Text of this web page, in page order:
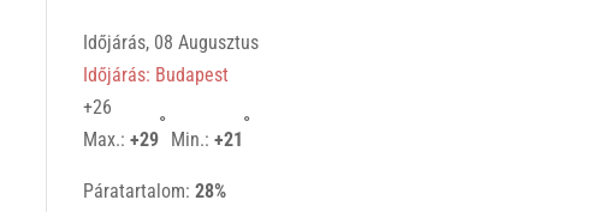
Időjárás, 08 Augusztus
Időjárás: Budapest
+26
Max.:+29
°
Min.:+21
°
Páratartalom:28%